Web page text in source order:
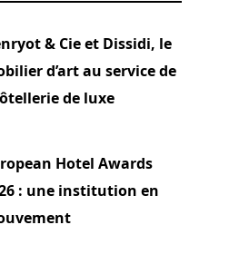
& Cie et Dissidi, le
d’art au service de
de luxe
Hotel Awards
: une institution en